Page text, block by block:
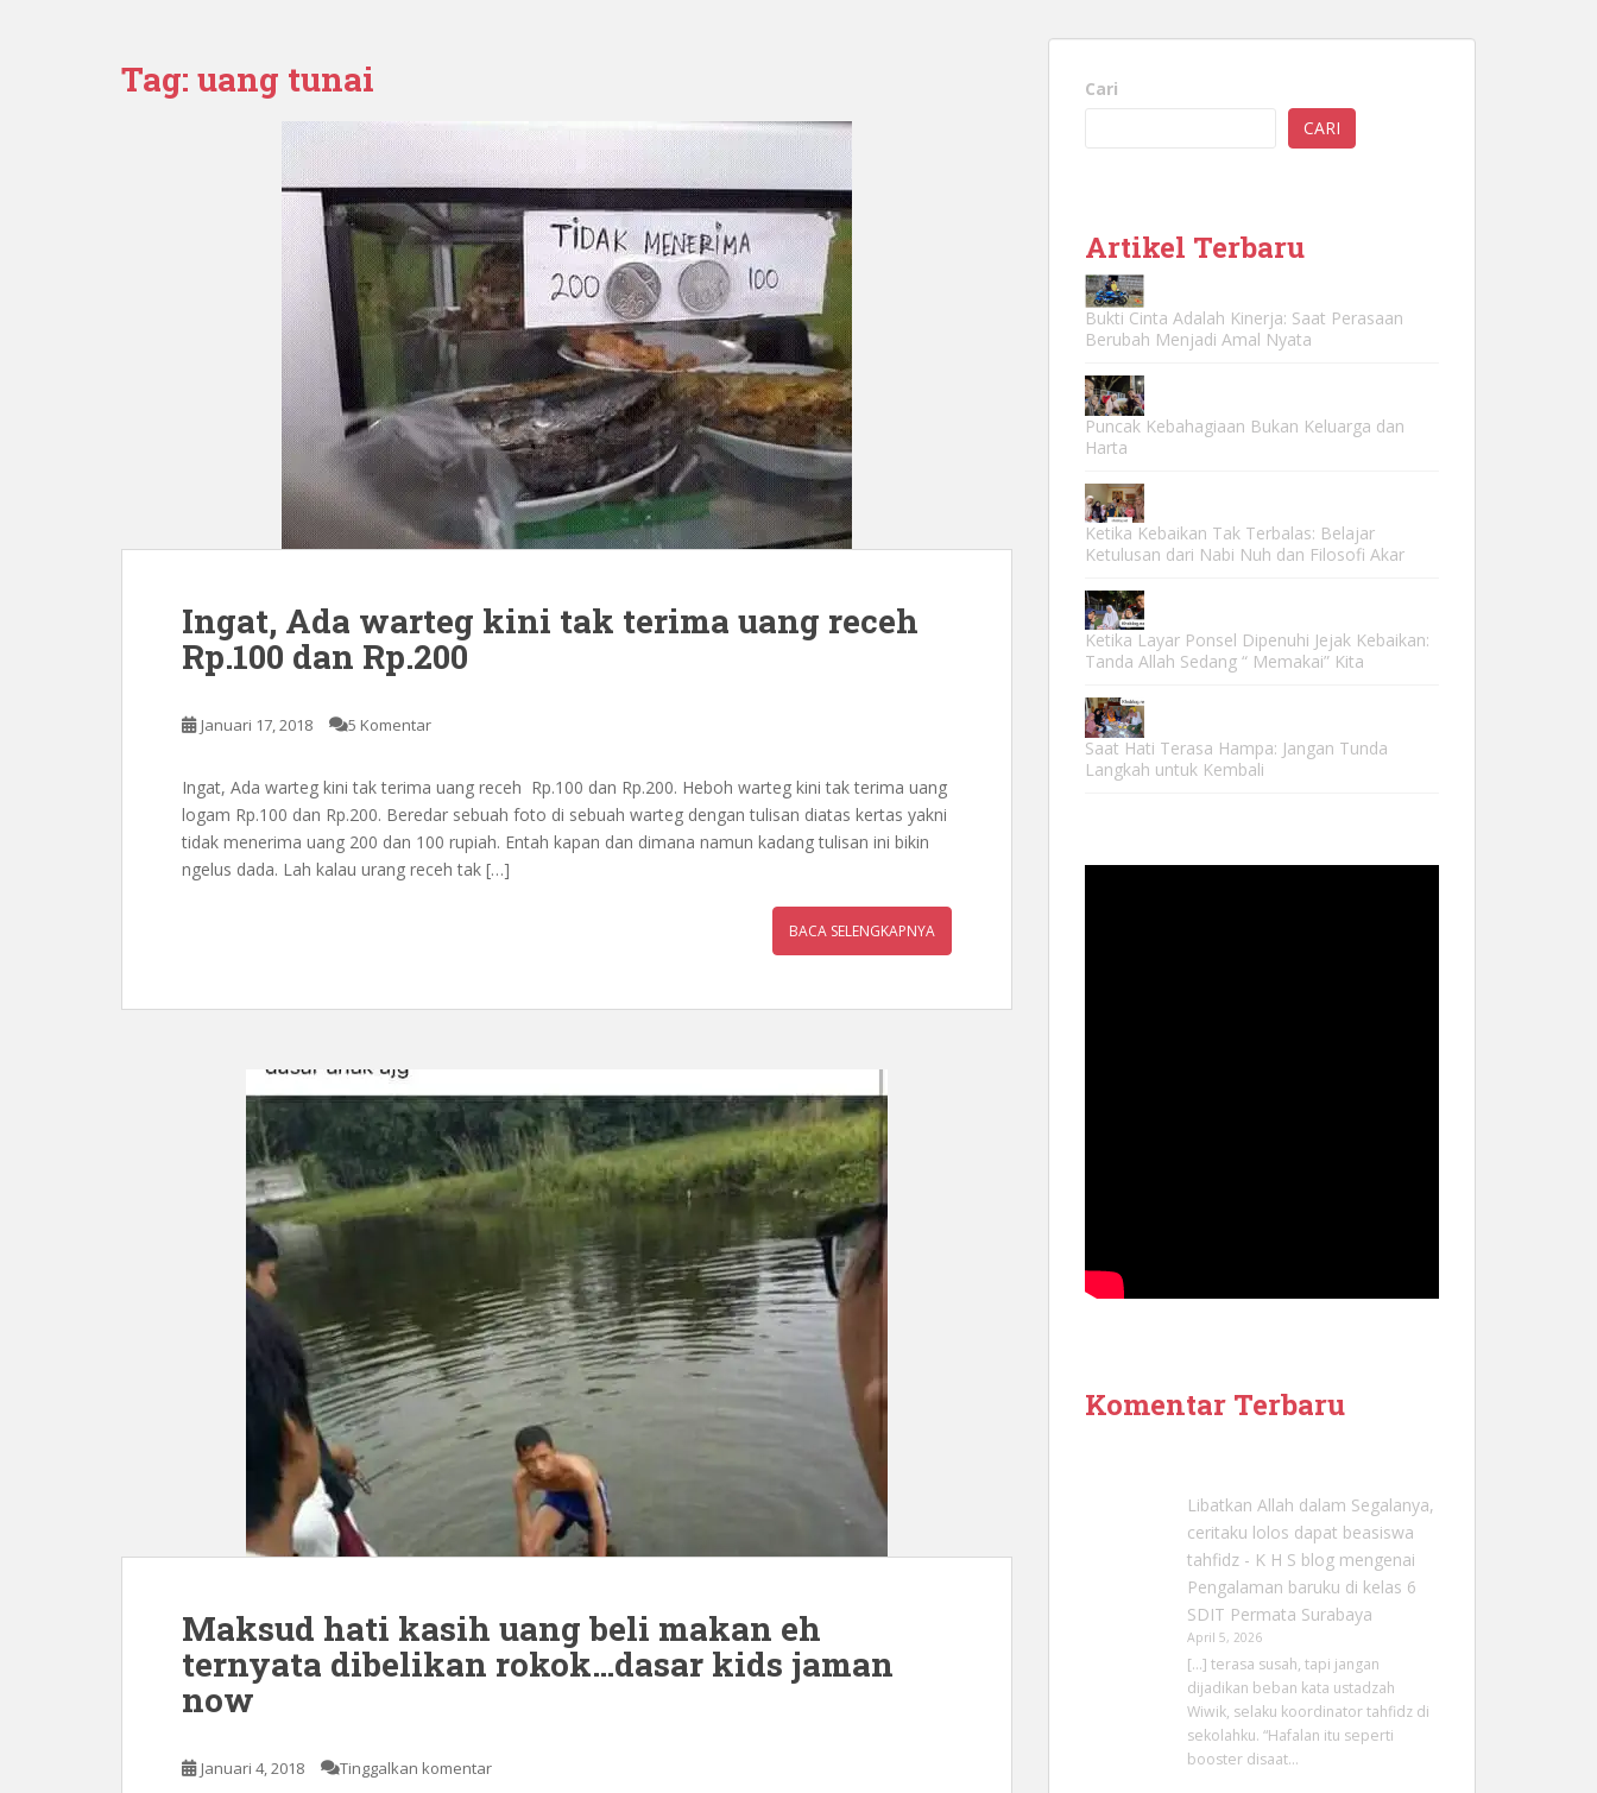
Tag: uang tunai
Ingat, Ada warteg kini tak terima uang receh
Rp.100 dan Rp.200
Januari 17, 2018 5 Komentar
Ingat, Ada warteg kini tak terima uang receh Rp.100 dan Rp.200. Heboh warteg kini tak terima uang
logam Rp.100 dan Rp.200. Beredar sebuah foto di sebuah warteg dengan tulisan diatas kertas yakni
tidak menerima uang 200 dan 100 rupiah. Entah kapan dan dimana namun kadang tulisan ini bikin
ngelus dada. Lah kalau urang receh tak […]
BACA SELENGKAPNYA
Maksud hati kasih uang beli makan eh
ternyata dibelikan rokok…dasar kids jaman
now
Januari 4, 2018 Tinggalkan komentar
Cari
CARI
Artikel Terbaru
Bukti Cinta Adalah Kinerja: Saat Perasaan
Berubah Menjadi Amal Nyata
Puncak Kebahagiaan Bukan Keluarga dan
Harta
Ketika Kebaikan Tak Terbalas: Belajar
Ketulusan dari Nabi Nuh dan Filosofi Akar
Ketika Layar Ponsel Dipenuhi Jejak Kebaikan:
Tanda Allah Sedang “ Memakai” Kita
Saat Hati Terasa Hampa: Jangan Tunda
Langkah untuk Kembali
Komentar Terbaru
Libatkan Allah dalam Segalanya,
ceritaku lolos dapat beasiswa
tahfidz - K H S blogmengenai
Pengalaman baruku di kelas 6
SDIT Permata Surabaya
April 5, 2026
[…] terasa susah, tapi jangan
dijadikan beban kata ustadzah
Wiwik, selaku koordinator tahfidz di
sekolahku. “Hafalan itu seperti
booster disaat…